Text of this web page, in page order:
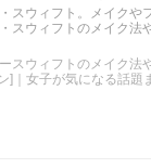
スウィフト。メイク
スウィフトのメイク法
スウィフトのメイク法
]｜女子が気になる話題